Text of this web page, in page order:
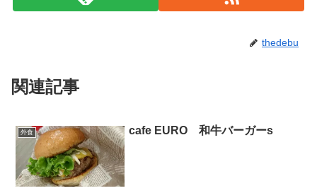
thedebu
関連記事
外食 cafe EURO 和牛バーガーs